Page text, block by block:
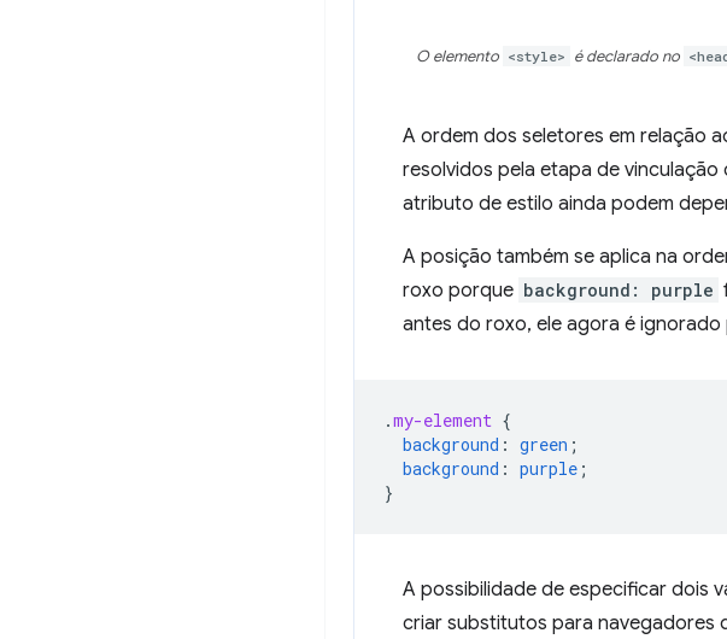
O elemento <style> é declarado no
A ordem dos seletores em relação
resolvidos pela etapa de
atributo de estilo ainda podem
A posição também se aplica na
roxo porque background: purple
antes do roxo, ele agora é ignorado
.my-element {
background : green ;
background : purple ;
}
A possibilidade de especificar dois
criar substitutos para navegadores